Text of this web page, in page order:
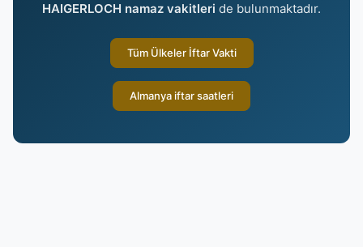
HAIGERLOCH namaz vakitleri de bulunmaktadır.
Tüm Ülkeler İftar Vakti
Almanya iftar saatleri